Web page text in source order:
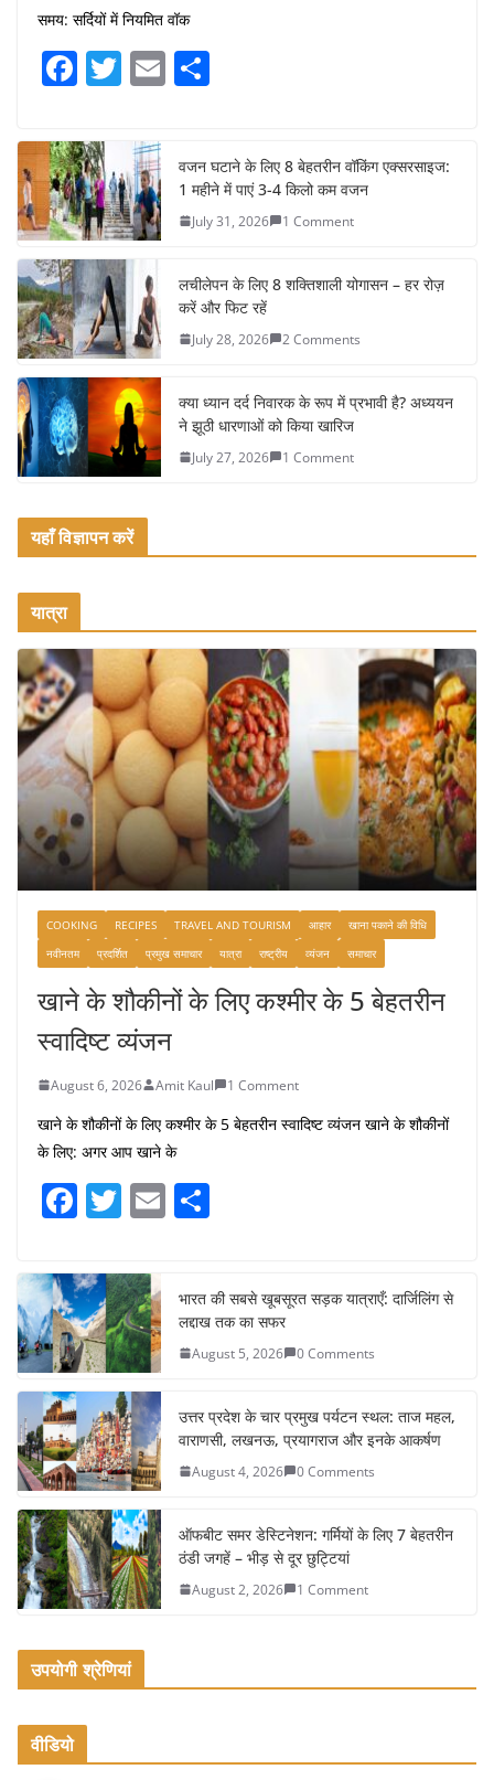
समय: सर्दियों में नियमित वॉक
F
c
e
b
o
o
k
T
itt
er
E
e
वजन घटाने के लिए 8 बेहतरीन वॉकिंग एक्सरसाइज:
1 महीने में पाएं 3-4 किलो कम वजन
July 31, 2026 1 Comment
लचीलेपन के लिए 8 शक्तिशाली योगासन – हर रोज़
करें और फिट रहें
July 28, 2026 2 Comments
क्या ध्यान दर्द निवारक के रूप में प्रभावी है? अध्ययन
ने झूठी धारणाओं को किया खारिज
July 27, 2026 1 Comment
यहाँ विज्ञापन करें
यात्रा
COOKING RECIPES TRAVEL AND TOURISM आहार
खाना पकाने की विधि
नवीनतम
प्रदर्शित प्रमुख समाचार यात्रा राष्ट्रीय व्यंजन समाचार
खाने के शौकीनों के लिए कश्मीर के 5 बेहतरीन
स्वादिष्ट व्यंजन
August 6, 2026 Amit Kaul 1 Comment
खाने के शौकीनों के लिए कश्मीर के 5 बेहतरीन स्वादिष्ट व्यंजन खाने के शौकीनों
के लिए: अगर आप खाने के
F
c
e
b
o
o
k
T
itt
er
E
e
भारत की सबसे खूबसूरत सड़क यात्राएँ: दार्जिलिंग से
लद्दाख तक का सफर
August 5, 2026 0 Comments
उत्तर प्रदेश के चार प्रमुख पर्यटन स्थल: ताज महल,
वाराणसी, लखनऊ, प्रयागराज और इनके आकर्षण
August 4, 2026 0 Comments
ऑफबीट समर डेस्टिनेशन: गर्मियों के लिए 7 बेहतरीन
ठंडी जगहें – भीड़ से दूर छुट्टियां
August 2, 2026 1 Comment
उपयोगी श्रेणियां
वीडियो